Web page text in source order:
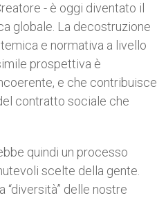
- è oggi diventato il
globale. La decostruzione
e normativa a livello
prospettiva è
e che contribuisce
contratto sociale che
quindi un processo
scelte della gente.
“diversità” delle nostre